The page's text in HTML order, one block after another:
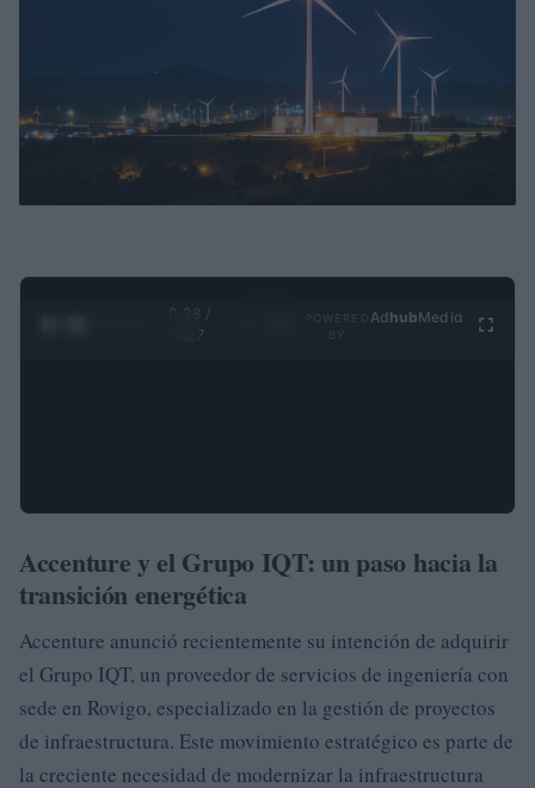
0:28 /
4:27
Ad hubMedia
Accenture y el Grupo IQT: un paso hacia la
transición energética
Accenture anunció recientemente su intención de adquirir
el Grupo IQT, un proveedor de servicios de ingeniería con
sede en Rovigo, especializado en la gestión de proyectos
de infraestructura. Este movimiento estratégico es parte de
la creciente necesidad de modernizar la infraestructura